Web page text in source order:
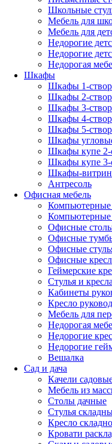
Школьные
Мебель для
Мебель для
Недорогие
Недорогие
Недорогая
Шкафы
Шкафы 1-
Шкафы 2-
Шкафы 3-
Шкафы 4-
Шкафы 5-
Шкафы
Шкафы купе 2-
Шкафы купе 3-
Шкафы-
Антресоль
Офисная мебель
Компьютерные
Компьютерные
Офисные
Офисные
Офисные
Офисные
Геймерские
Стулья и
Кабинеты
Кресло
Мебель для
Недорогая
Недорогие
Недорогие
Вешалка
Сад и дача
Качели
Мебель из
Столы дачные
Стулья
Кресло
Кровати